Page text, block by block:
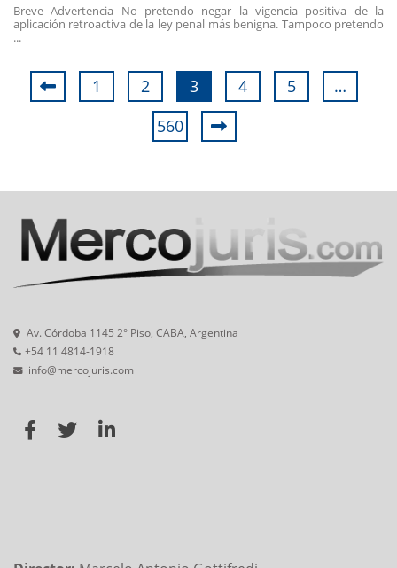
Breve Advertencia No pretendo negar la vigencia positiva de la
aplicación retroactiva de la ley penal más benigna. Tampoco pretendo
...
1 2 3 4 5
…
560
Av. Córdoba 1145 2° Piso, CABA, Argentina
+54 11 4814-1918
info@mercojuris.com